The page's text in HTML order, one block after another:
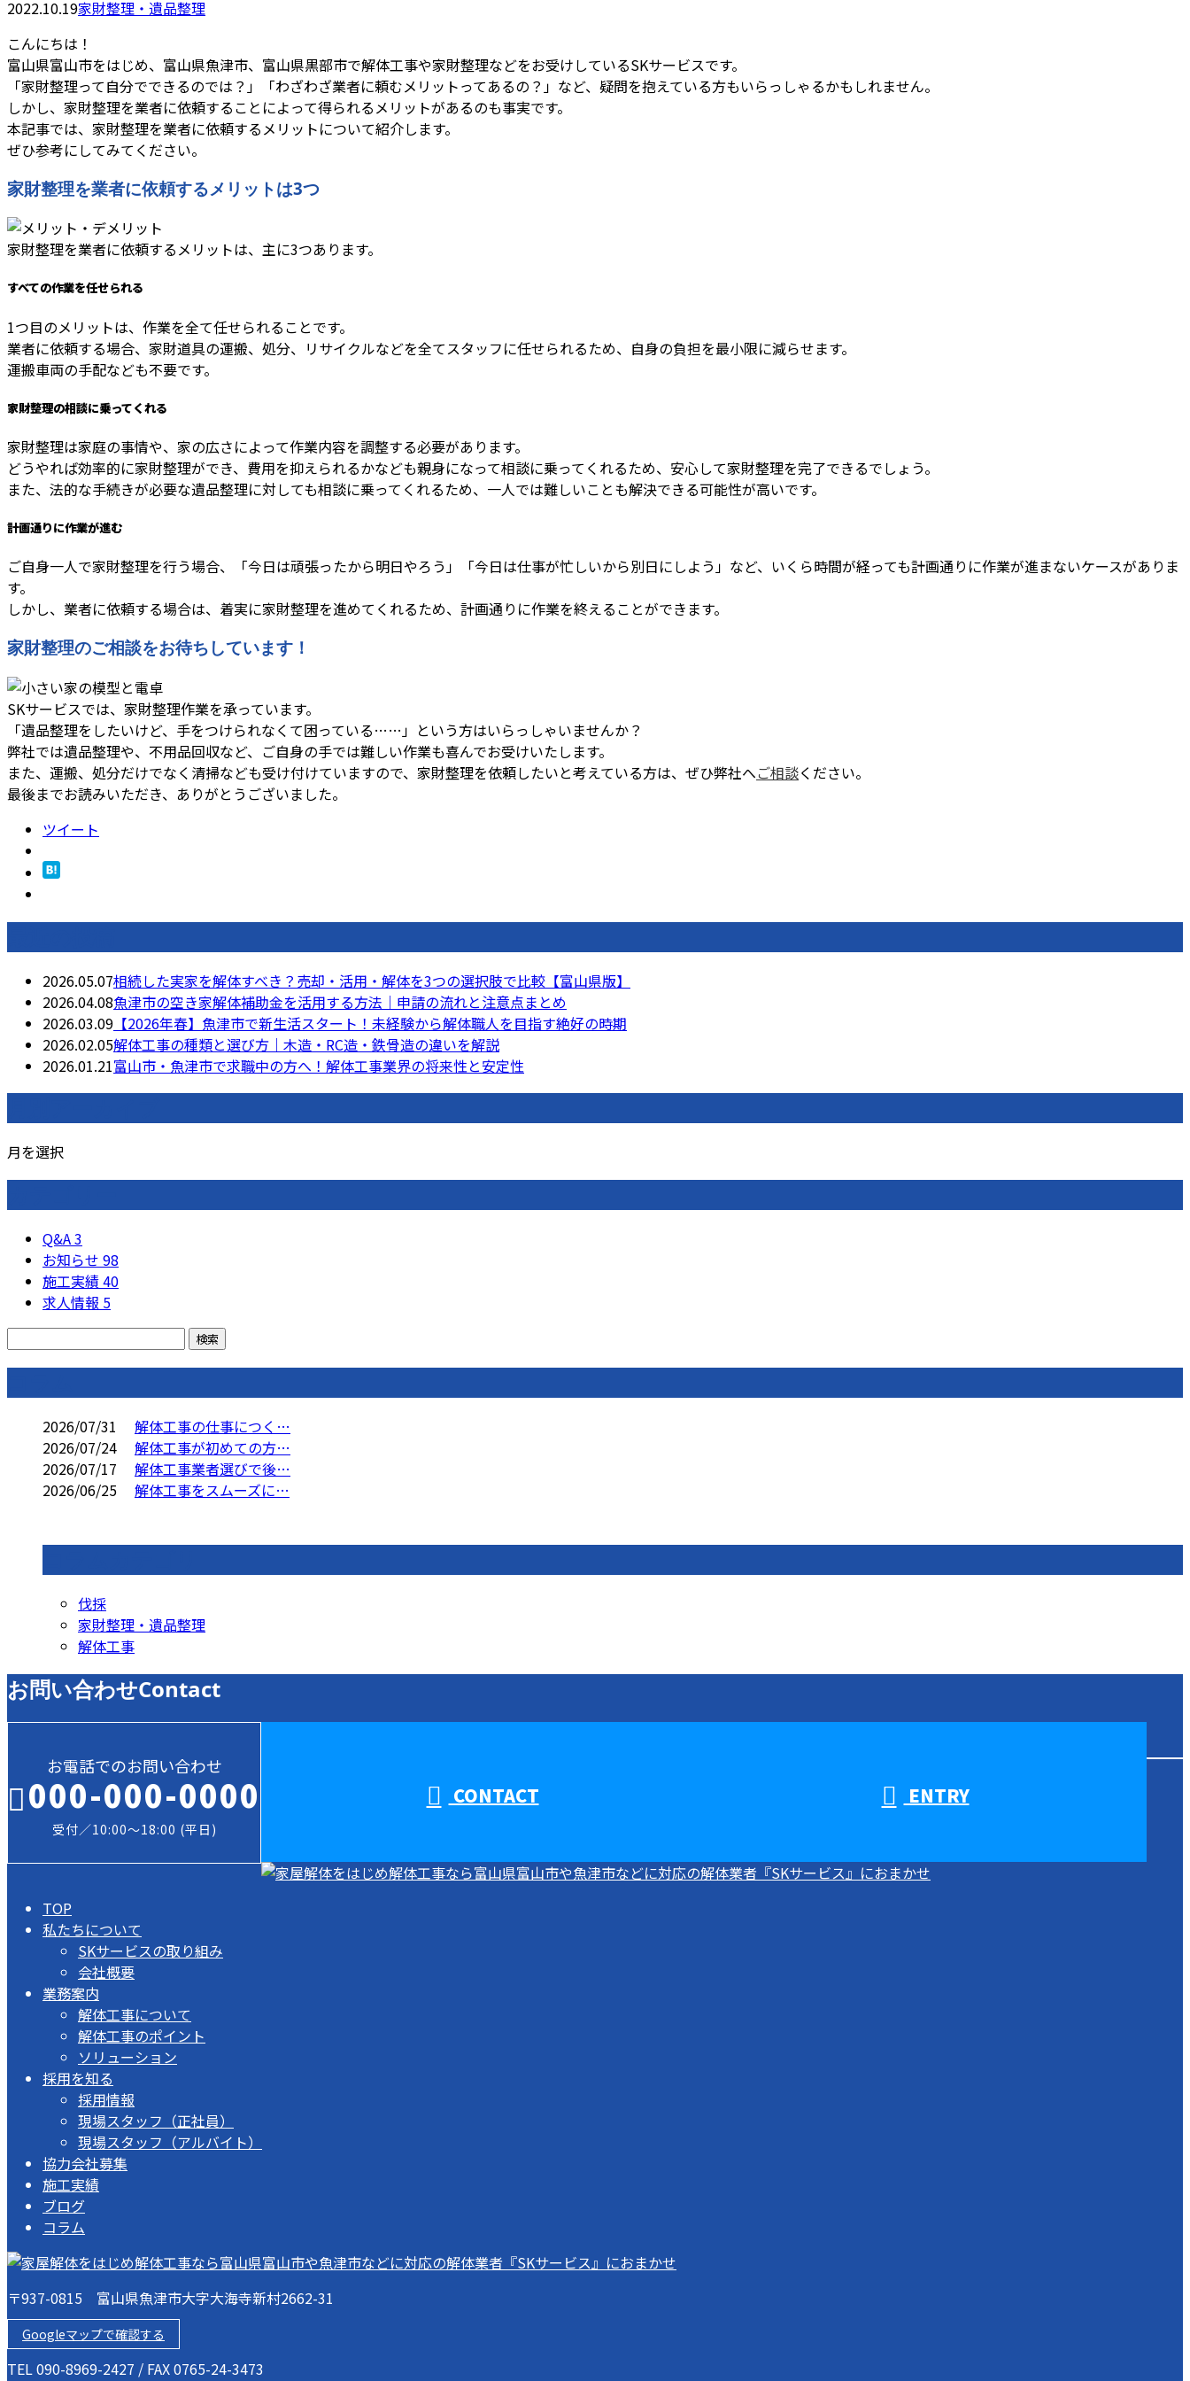
2022.10.19家財整理・遺品整理
こんにちは！
富山県富山市をはじめ、富山県魚津市、富山県黒部市で解体工事や家財整理などをお受けしているSKサービスです。
「家財整理って自分でできるのでは？」「わざわざ業者に頼むメリットってあるの？」など、疑問を抱えている方もいらっしゃるかもしれません。
しかし、家財整理を業者に依頼することによって得られるメリットがあるのも事実です。
本記事では、家財整理を業者に依頼するメリットについて紹介します。
ぜひ参考にしてみてください。
家財整理を業者に依頼するメリットは3つ
家財整理を業者に依頼するメリットは、主に3つあります。
すべての作業を任せられる
1つ目のメリットは、作業を全て任せられることです。
業者に依頼する場合、家財道具の運搬、処分、リサイクルなどを全てスタッフに任せられるため、自身の負担を最小限に減らせます。
運搬車両の手配なども不要です。
家財整理の相談に乗ってくれる
家財整理は家庭の事情や、家の広さによって作業内容を調整する必要があります。
どうやれば効率的に家財整理ができ、費用を抑えられるかなども親身になって相談に乗ってくれるため、安心して家財整理を完了できるでしょう。
また、法的な手続きが必要な遺品整理に対しても相談に乗ってくれるため、一人では難しいことも解決できる可能性が高いです。
計画通りに作業が進む
ご自身一人で家財整理を行う場合、「今日は頑張ったから明日やろう」「今日は仕事が忙しいから別日にしよう」など、いくら時間が経っても計画通りに作業が進まないケースがありま
す。
しかし、業者に依頼する場合は、着実に家財整理を進めてくれるため、計画通りに作業を終えることができます。
家財整理のご相談をお待ちしています！
SKサービスでは、家財整理作業を承っています。
「遺品整理をしたいけど、手をつけられなくて困っている……」という方はいらっしゃいませんか？
弊社では遺品整理や、不用品回収など、ご自身の手では難しい作業も喜んでお受けいたします。
また、運搬、処分だけでなく清掃なども受け付けていますので、家財整理を依頼したいと考えている方は、ぜひ弊社へご相談ください。
最後までお読みいただき、ありがとうございました。
ツイート
2026.05.07相続した実家を解体すべき？売却・活用・解体を3つの選択肢で比較【富山県版】
2026.04.08魚津市の空き家解体補助金を活用する方法｜申請の流れと注意点まとめ
2026.03.09 【2026年春】魚津市で新生活スタート！未経験から解体職人を目指す絶好の時期
2026.02.05解体工事の種類と選び方｜木造・RC造・鉄骨造の違いを解説
2026.01.21富山市・魚津市で求職中の方へ！解体工事業界の将来性と安定性
月を選択
Q&A3
お知らせ 98
施工実績40
求人情報 5
2026/07/31
解体工事の仕事につく…
2026/07/24
解体工事が初めての方…
2026/07/17
解体工事業者選びで後…
2026/06/25
解体工事をスムーズに…
伐採
家財整理・遺品整理
解体工事
お問い合わせContact
お電話でのお問い合わせ
000-000-0000
受付／10:00～18:00 (平日)
CONTACT ENTRY
TOP
私たちについて
SKサービスの取り組み
会社概要
業務案内
解体工事について
解体工事のポイント
ソリューション
採用を知る
採用情報
現場スタッフ（正社員）
現場スタッフ（アルバイト）
協力会社募集
施工実績
ブログ
コラム
〒937-0815 富山県魚津市大字大海寺新村2662-31
Googleマップで確認する
TEL 090-8969-2427 / FAX 0765-24-3473